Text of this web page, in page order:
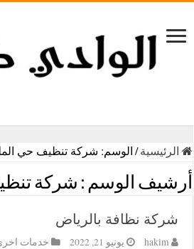
الرئيسية/ الوسم: شركة تنظيف حي
أرشيف الوسم : شركة
شركة نظافة بالرياض
hakim يونيو 21, 2022 خدمات